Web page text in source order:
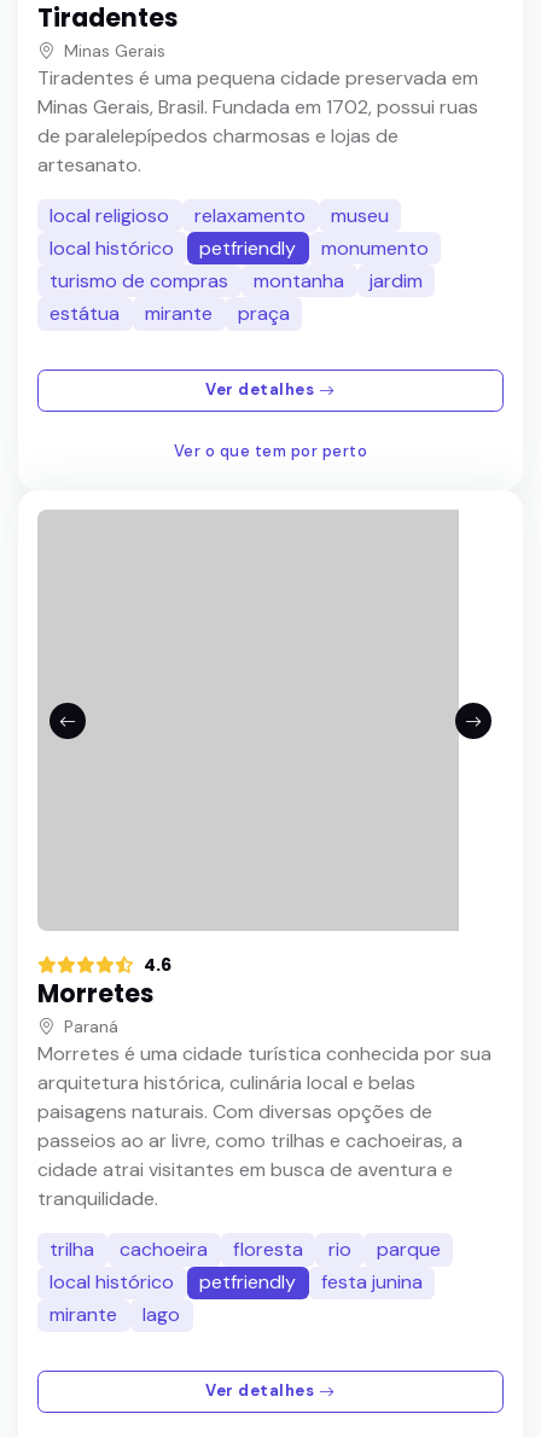
Tiradentes
Minas Gerais
Tiradentes é uma pequena cidade preservada em
Minas Gerais, Brasil. Fundada em 1702, possui ruas
de paralelepípedos charmosas e lojas de
artesanato.
local religioso
relaxamento
museu
local histórico
petfriendly
monumento
turismo de compras
montanha
jardim
estátua
mirante praça
Ver detalhes
Ver o que tem por perto
4.6
Morretes
Paraná
Morretes é uma cidade turística conhecida por sua
arquitetura histórica, culinária local e belas
paisagens naturais. Com diversas opções de
passeios ao ar livre, como trilhas e cachoeiras, a
cidade atrai visitantes em busca de aventura e
tranquilidade.
trilha
cachoeira floresta rio
parque
local histórico
petfriendly
festa junina
mirante
lago
Ver detalhes